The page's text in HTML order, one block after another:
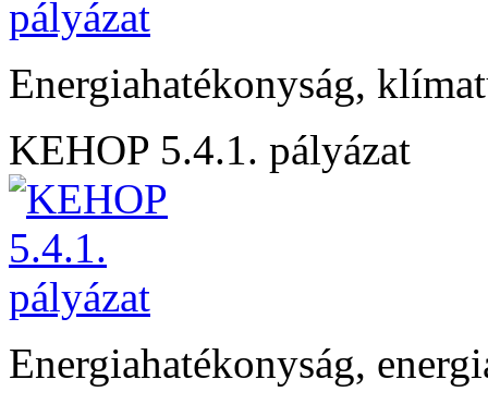
Energiahatékonyság,
KEHOP 5.4.1. pályázat
Energiahatékonyság,